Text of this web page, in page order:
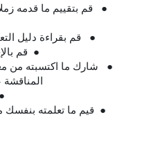
●
قم بتقييم ما قدمه
●
قم بقراءة دليل
● قم
●
شارك ما اكتسبته من
●
● قيم ما تعلمته بنفسك